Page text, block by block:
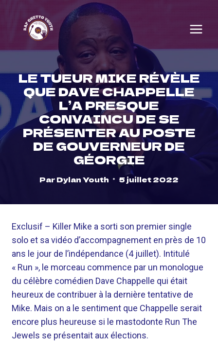
content
LE TUEUR MIKE RÉVÈLE
QUE DAVE CHAPPELLE
L’A PRESQUE
CONVAINCU DE SE
PRÉSENTER AU POSTE
DE GOUVERNEUR DE
GÉORGIE
ParDylan Youth 5 juillet 2022
Exclusif – Killer Mike a sorti son premier single
solo et sa vidéo d’accompagnement en près de 10
ans le jour de l’indépendance (4 juillet). Intitulé
« Run », le morceau commence par un monologue
du célèbre comédien Dave Chappelle qui était
heureux de contribuer à la dernière tentative de
Mike. Mais on a le sentiment que Chappelle serait
encore plus heureuse si le mastodonte Run The
Jewels se présentait aux élections.